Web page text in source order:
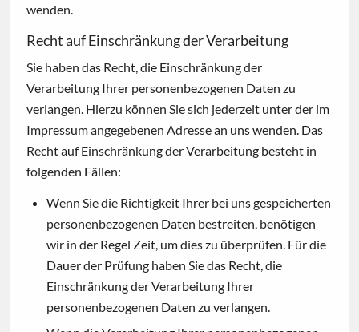
wenden.
Recht auf Einschränkung der Verarbeitung
Sie haben das Recht, die Einschränkung der
Verarbeitung Ihrer personenbezogenen Daten zu
verlangen. Hierzu können Sie sich jederzeit unter der im
Impressum angegebenen Adresse an uns wenden. Das
Recht auf Einschränkung der Verarbeitung besteht in
folgenden Fällen:
Wenn Sie die Richtigkeit Ihrer bei uns gespeicherten
personenbezogenen Daten bestreiten, benötigen
wir in der Regel Zeit, um dies zu überprüfen. Für die
Dauer der Prüfung haben Sie das Recht, die
Einschränkung der Verarbeitung Ihrer
personenbezogenen Daten zu verlangen.